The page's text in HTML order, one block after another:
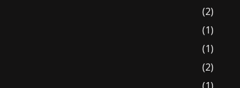
(2)
(1)
(1)
(2)